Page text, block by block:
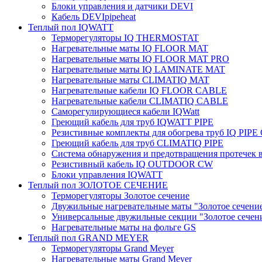
Блоки управления и датчики DEVI
Кабель DEVIpipeheat
Теплый пол IQWATT
Терморегуляторы IQ THERMOSTAT
Нагревательные маты IQ FLOOR MAT
Нагревательные маты IQ FLOOR MAT PRO
Нагревательные маты IQ LAMINATE MAT
Нагревательные маты CLIMATIQ MAT
Нагревательные кабели IQ FLOOR CABLE
Нагревательные кабели CLIMATIQ CABLE
Саморегулирующиеся кабели IQWatt
Греющий кабель для труб IQWATT PIPE
Резистивные комплекты для обогрева труб IQ PIPE
Греющий кабель для труб CLIMATIQ PIPE
Система обнаружения и предотвращения протечек
Резистивный кабель IQ OUTDOOR CW
Блоки управления IQWATT
Теплый пол ЗОЛОТОЕ СЕЧЕНИЕ
Терморегуляторы Золотое сечение
Двужильные нагревательные маты "Золотое
Универсальные двужильные секции "Золотое
Нагревательные маты на фольге GS
Теплый пол GRAND MEYER
Терморегуляторы Grand Meyer
Нагревательные маты Grand Meyer